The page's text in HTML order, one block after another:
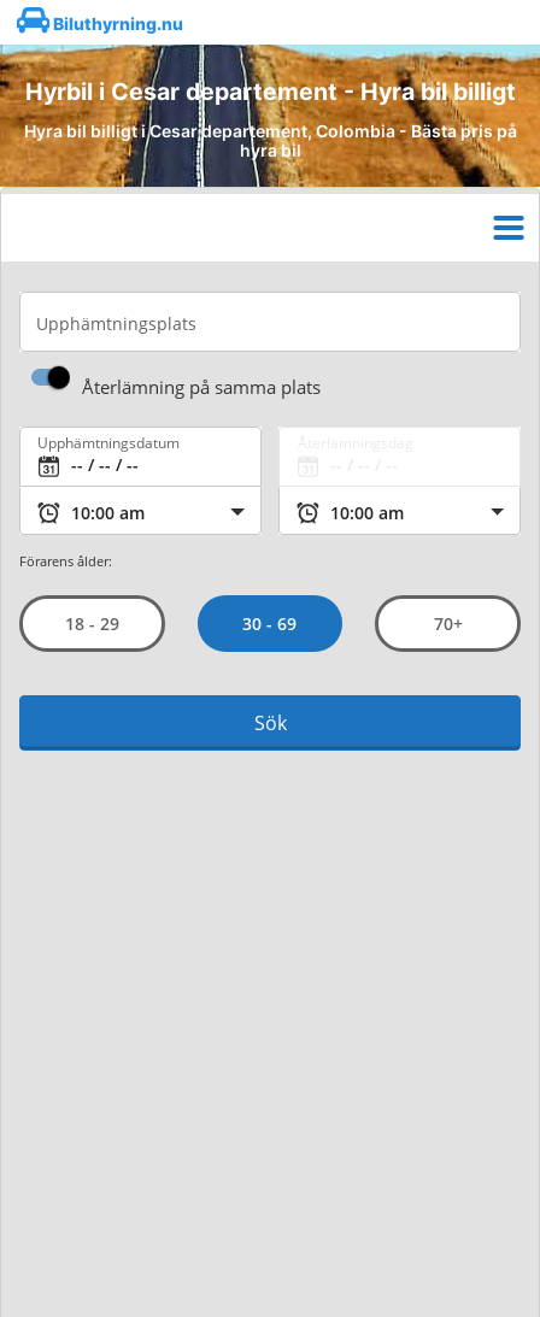
Biluthyrning.nu
Hyrbil i Cesar departement - Hyra bil billigt
Hyra bil billigt i Cesar departement, Colombia - Bästa pris på
hyra bil
Upphämtningsplats
Återlämning på samma plats
Upphämtningsdatum
Förarens ålder:
18 - 29 30 - 69 70+
Sök